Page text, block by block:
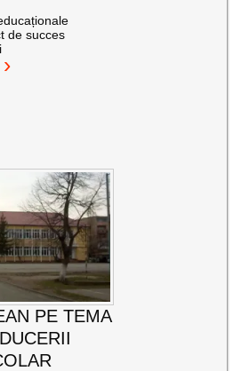
de succes
PE TEMA